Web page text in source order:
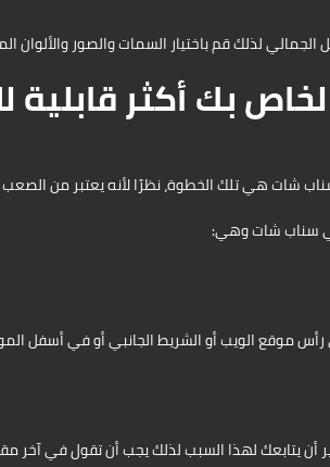
لذلك قم باختيار السمات والصور والألوان
بك أكثر قابلية
شات هي تلك الخطوة، نظرًا لأنه يعتبر من
سناب شات وهي:
موقع الويب أو الشريط الجانبي أو في أسفل
أن يتابعك لهذا السبب لذلك يجب أن تقول في